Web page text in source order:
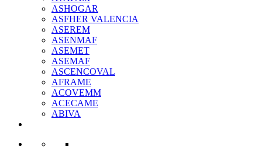
ASHOGAR
ASFHER VALENCIA
ASEREM
ASENMAF
ASEMET
ASEMAF
ASCENCOVAL
AFRAME
ACOVEMM
ACECAME
ABIVA